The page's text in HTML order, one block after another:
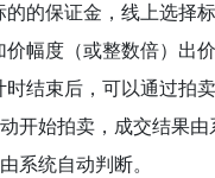
的保证金，线上选择
幅度（或整数倍）出价
结束后，可以通过拍
开始拍卖，成交结果
系统自动判断。